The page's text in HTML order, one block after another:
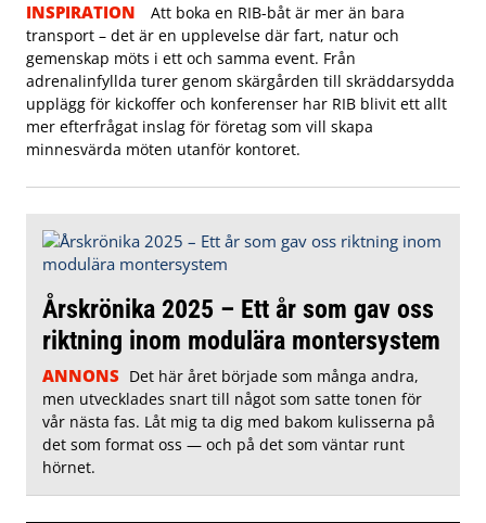
INSPIRATION
Att boka en RIB-båt är mer än bara
transport – det är en upplevelse där fart, natur och
gemenskap möts i ett och samma event. Från
adrenalinfyllda turer genom skärgården till skräddarsydda
upplägg för kickoffer och konferenser har RIB blivit ett allt
mer efterfrågat inslag för företag som vill skapa
minnesvärda möten utanför kontoret.
Årskrönika 2025 – Ett år som gav oss
riktning inom modulära montersystem
ANNONS Det här året började som många andra,
men utvecklades snart till något som satte tonen för
vår nästa fas. Låt mig ta dig med bakom kulisserna på
det som format oss — och på det som väntar runt
hörnet.